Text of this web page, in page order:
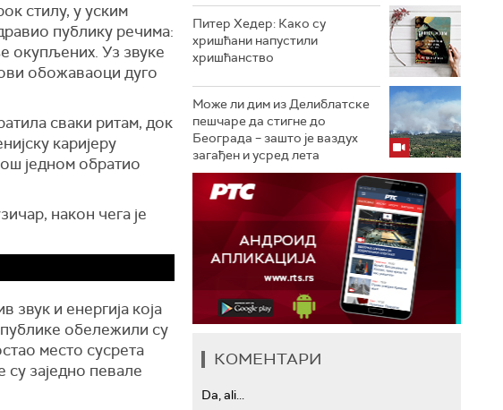
стилу, у уским
публику речима:
окупљених. Уз звуке
обожаваоци дуго
сваки ритам, док
каријеру
једном обратио
након чега је
звук и енергија која
обележили су
место сусрета
су заједно певале
Питер Хедер: Како су
хришћани напустили
хришћанство
Може ли дим из Делиблатске
пешчаре да стигне до
Београда – зашто је ваздух
загађен и усред лета
КОМЕНТАРИ
Da, ali...